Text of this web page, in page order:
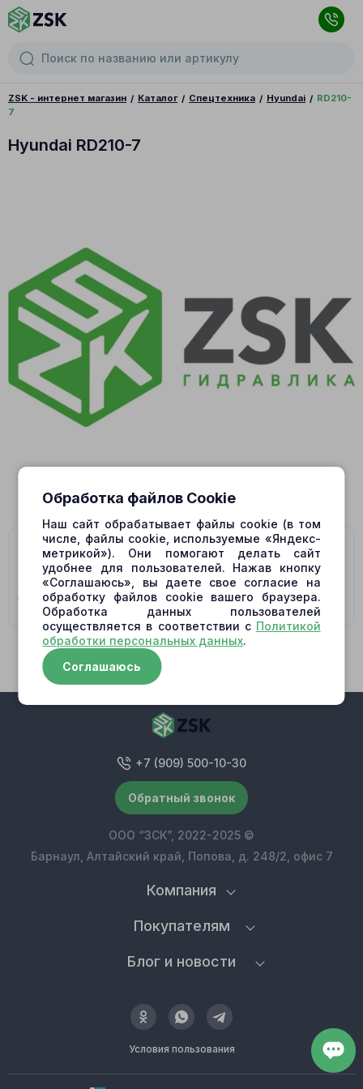
ZSK - интернет магазин Каталог Спецтехника Hyundai
RD210-
7
Hyundai RD210-7
На данную модель подходят гидромоторы/
гидронасосы:
31N6-10210 SWING MOTOR
Условия пользования
Компания
Покупателям
Блог и новости
+7 (909) 500-10-30
Обратный звонок
ООО “ЗСК”, 2022-2025 ©
Барнаул, Алтайский край, Попова, д. 248/2, офис 7
Обработка файлов Cookie
Наш сайт обрабатывает файлы cookie (в том
числе, файлы cookie, используемые «Яндекс-
метрикой»). Они помогают делать сайт
удобнее для пользователей. Нажав кнопку
«Соглашаюсь», вы даете свое согласие на
обработку файлов cookie вашего браузера.
Обработка данных пользователей
осуществляется в соответствии с Политикой
обработки персональных данных.
Соглашаюсь